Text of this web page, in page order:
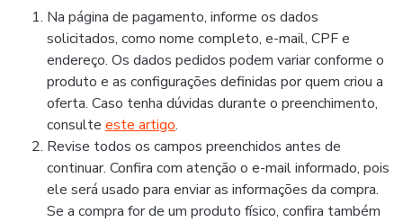
Na página de pagamento, informe os dados
solicitados, como nome completo, e-mail, CPF e
endereço. Os dados pedidos podem variar conforme o
produto e as configurações definidas por quem criou a
oferta. Caso tenha dúvidas durante o preenchimento,
consulte este artigo.
Revise todos os campos preenchidos antes de
continuar. Confira com atenção o e-mail informado, pois
ele será usado para enviar as informações da compra.
Se a compra for de um produto físico, confira também